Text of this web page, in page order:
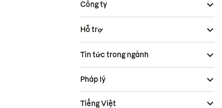
Công ty
Hỗ trợ
Tin tức trong ngành
Pháp lý
Tiếng Việt